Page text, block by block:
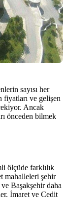
sayısı her
fiyatları ve gelişen
Ancak
önceden bilmek
ölçüde farklılık
mahalleleri şehir
Başakşehir daha
İmaret ve Cedit